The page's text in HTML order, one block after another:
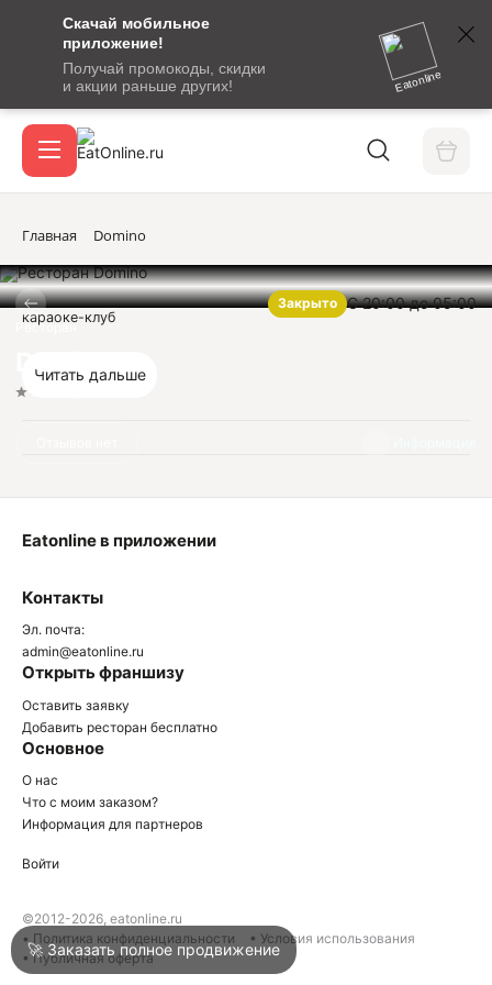
Скачай мобильное
приложение!
Получай промокоды, скидки
и акции раньше других!
Eatonline
сообщение
кодом
подтверждения
Вход / регистрация
Акции
Войти
Написать в техподдержку
Главная Domino
Закрыто С 20:00 до 05:00
Ресторан
Domino
караоке-клуб
Читать дальше
Контакты
Эл. почта:
admin@eatonline.ru
Открыть франшизу
Оставить заявку
Добавить ресторан бесплатно
Основное
О нас
Что с моим заказом?
Информация для партнеров
Eatonline в приложении
Войти
©2012-2026, eatonline.ru
• Политика конфиденциальности
• Условия использования
• Публичная оферта
🚀 Заказать полное продвижение